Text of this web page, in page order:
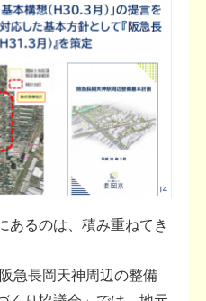
あるのは、積み重ねてき
急長岡天神周辺の整備